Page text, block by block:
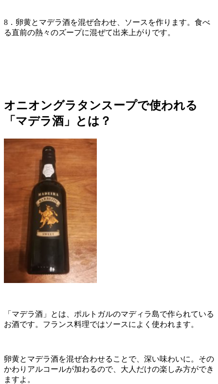
8．卵黄とマデラ酒を混ぜ合わせ、ソースを作ります。食べ
る直前の熱々のズープに混ぜて出来上がりです。
オニオングラタンスープで使われる
「マデラ酒」とは？
「マデラ酒」とは、ポルトガルのマディラ島で作られている
お酒です。フランス料理ではソースによく使われます。
卵黄とマデラ酒を混ぜ合わせることで、深い味わいに。その
かわりアルコールが加わるので、大人だけの楽しみ方ができ
ますよ。